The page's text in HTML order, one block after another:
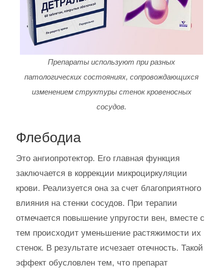
Препараты используют при разных
патологических состояниях, сопровождающихся
изменением структуры стенок кровеносных
сосудов.
Флебодиа
Это ангиопротектор. Его главная функция
заключается в коррекции микроциркуляции
крови. Реализуется она за счет благоприятного
влияния на стенки сосудов. При терапии
отмечается повышение упругости вен, вместе с
тем происходит уменьшение растяжимости их
стенок. В результате исчезает отечность. Такой
эффект обусловлен тем, что препарат